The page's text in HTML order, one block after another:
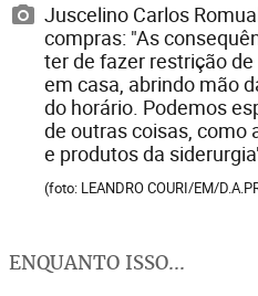
Juscelino Carlos
compras: "As
ter de fazer restrição
em casa, abrindo mão
do horário. Podemos
de outras coisas, como
e produtos da
(foto: LEANDRO COURI/EM/
ENQUANTO ISSO...